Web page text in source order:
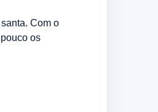
Com o
os